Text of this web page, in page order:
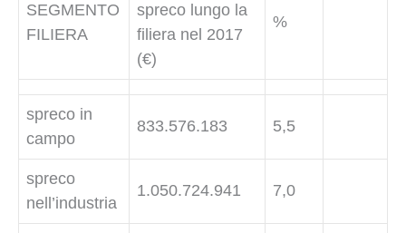
SEGMENTO
FILIERA
spreco lungo la
filiera nel 2017
(€)
%
spreco in
campo
833.576.183 5,5
spreco
nell’industria
1.050.724.941 7,0